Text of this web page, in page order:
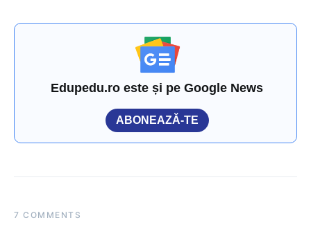
Edupedu.ro este și pe Google News
ABONEAZĂ-TE
7 COMMENTS